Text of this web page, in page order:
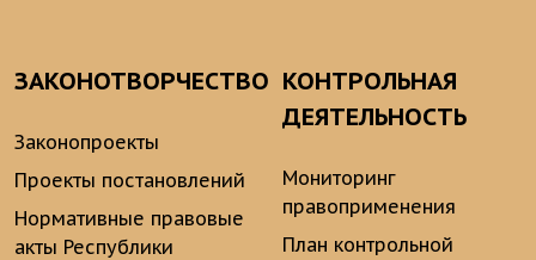
ЗАКОНОТВОРЧЕСТВО
Законопроекты
Проекты постановлений
Нормативные правовые
акты Республики
КОНТРОЛЬНАЯ
ДЕЯТЕЛЬНОСТЬ
Мониторинг
правоприменения
План контрольной